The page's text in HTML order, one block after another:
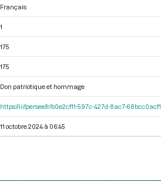
Français
1
175
175
Don patriotique et hommage
https://iiif.persee.fr/b0e2cf11-597c-427d-8ac7-
11 octobre 2024 à 06:45